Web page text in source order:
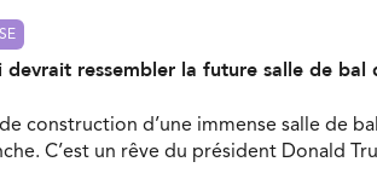
devrait ressembler la future salle de bal
construction d’une immense salle de
C’est un rêve du président Donald